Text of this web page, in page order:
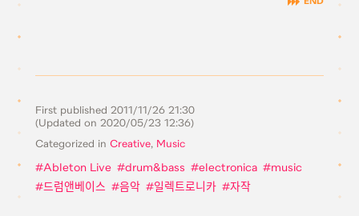
First published 2011/11/26 21:30
(Updated on 2020/05/23 12:36)
Categorized in Creative, Music
Ableton Live drum&bass electronica
music
드럼앤베이스
음악 일렉트로니카 자작